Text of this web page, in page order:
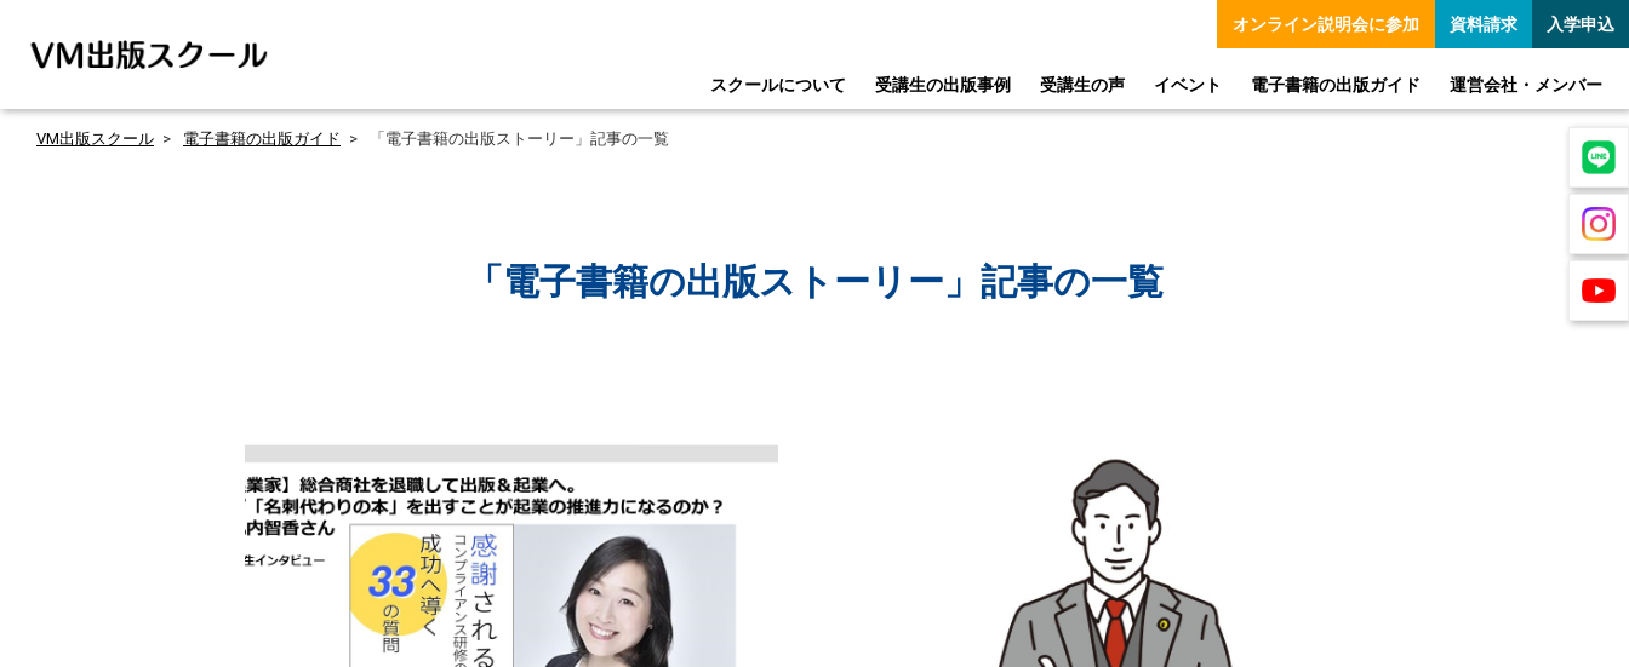
スクールについて 受講生の出版事例 受講生の声 イベント 電子書籍の出版ガイド 運営会社・メンバー
オンライン説明会に参加 資料請求 入学申込
VM出版スクール 電子書籍の出版ガイド 「電子書籍の出版ストーリー」記事の一覧
「電子書籍の出版ストーリー」記事の一覧